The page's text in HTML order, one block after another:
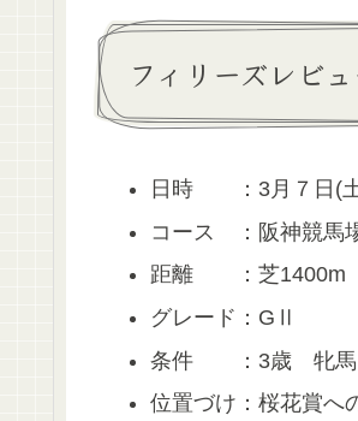
フィリーズレビ
日時 ：3月７日(
コース ：阪神競馬
距離 ：芝1400m
グレード：GⅡ
条件 ：3歳 牝馬
位置づけ：桜花賞へ